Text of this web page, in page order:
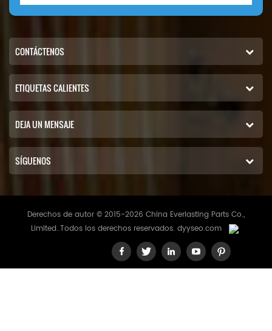
1110 Robot; 1110T Robot (JCB444
CONTÁCTENOS
ETIQUETAS CALIENTES
DEJA UN MENSAJE
SÍGUENOS
Derechos de autor © 2015-2026 China Everlasting Parts Co.,
Limited..Todos los derechos reservados. dyyseo.com